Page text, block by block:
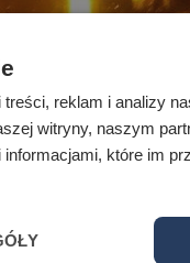
reklam i analizy
witryny, naszym
które im